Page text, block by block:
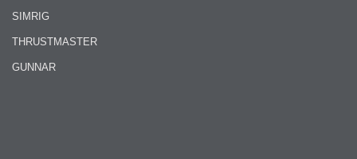
SIMRIG
THRUSTMASTER
GUNNAR